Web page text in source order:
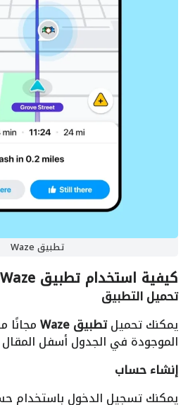
تطبيق Waze
كيفية استخدام تطبيق Waze
تحميل التطبيق
يمكنك تحميلتطبيق Waze مجانًا
الموجودة في الجدول أسفل المقال
إنشاء حساب